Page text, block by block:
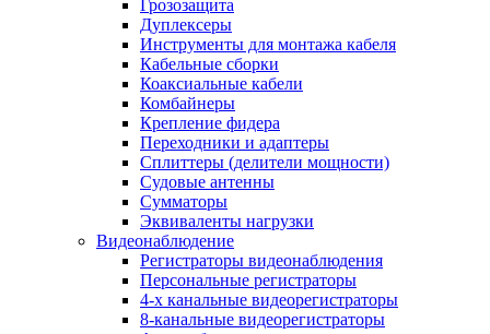
Грозозащита
Дуплексеры
Инструменты для монтажа кабеля
Кабельные сборки
Коаксиальные кабели
Комбайнеры
Крепление фидера
Переходники и адаптеры
Сплиттеры (делители мощности)
Судовые антенны
Сумматоры
Эквиваленты нагрузки
Видеонаблюдение
Регистраторы видеонаблюдения
Персональные регистраторы
4-х канальные видеорегистраторы
8-канальные видеорегистраторы